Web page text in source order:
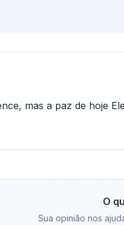
mas a paz de hoje
O
Sua opinião nos